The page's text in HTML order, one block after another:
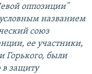
оппозиции"
названием
союз
ее участники,
Горького, были
защиту